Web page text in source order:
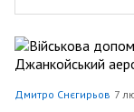
Дмитро Снєгирьов 7